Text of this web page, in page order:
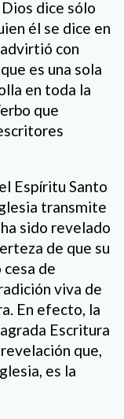
dice sólo
él se dice en
con
es una sola
en toda la
que
Espíritu Santo
transmite
sido revelado
de que su
cesa de
viva de
En efecto, la
Escritura
que,
es la